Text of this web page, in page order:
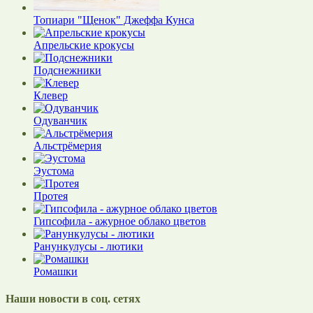
Топиари "Щенок" Джеффа Кунса
Апрельские крокусы
Подснежники
Клевер
Одуванчик
Альстрёмерия
Эустома
Протея
Гипсофила - ажурное облако цветов
Ранункулусы - лютики
Ромашки
Наши новости в соц. сетях